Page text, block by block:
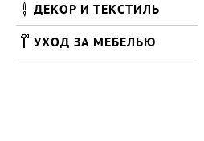
ДЕКОР И ТЕКСТИЛЬ
УХОД ЗА МЕБЕЛЬЮ